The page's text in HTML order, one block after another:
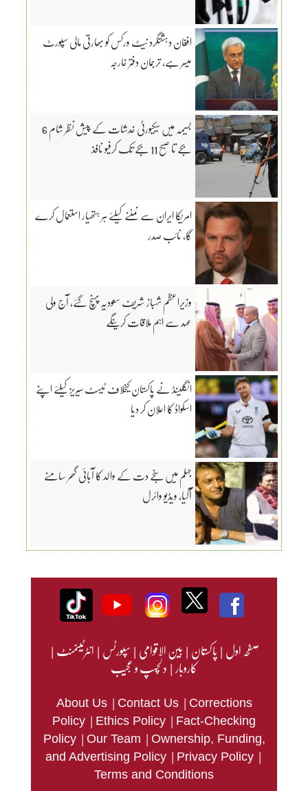
افغان دہشتگرد نیٹ ورکس کو بھارتی مالی سپورٹ
میسر ہے، ترجمان دفتر خارجہ
بسیمہ میں سیکیورٹی خدشات کے پیش نظر شام 6
بجے تا صبح 11 بجے تک کرفیو نافذ
امریکا ایران سے نمٹنے کیلئے ہر ہتھیار استعمال کرے
گا، نائب صدر
وزیراعظم شہباز شریف سعودیہ پہنچ گئے، آج ولی
عہد سے اہم ملاقات کرینگے
انگلینڈ نے پاکستان کیخلاف ٹیسٹ سیریز کیلئے اپنے
اسکواڈ کا اعلان کر دیا
جہلم میں سنجے دت کے والد کا آبائی گھر سامنے
آگیا، ویڈیو وائرل
صفحہ اول|پاکستان|بین الاقوامی|سپورٹس|انٹرٹینمنٹ|
کاروبار|دلچسپ و عجیب
About Us | Contact Us | Corrections
Policy | Ethics Policy | Fact-Checking
Policy | Our Team | Ownership, Funding,
and Advertising Policy | Privacy Policy |
Terms and Conditions